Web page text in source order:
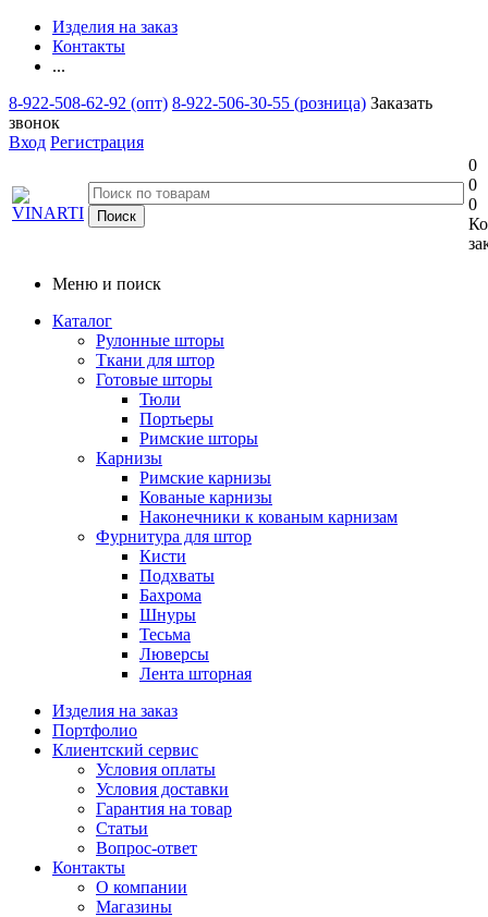
Изделия на заказ
Контакты
...
8-922-508-62-92 (опт) 8-922-506-30-55 (розница) Заказать
звонок
Вход Регистрация
0
0
0
Меню и поиск
Каталог
Рулонные шторы
Ткани для штор
Готовые шторы
Тюли
Портьеры
Римские шторы
Карнизы
Римские карнизы
Кованые карнизы
Наконечники к кованым карнизам
Фурнитура для штор
Кисти
Подхваты
Бахрома
Шнуры
Тесьма
Люверсы
Лента шторная
Изделия на заказ
Портфолио
Клиентский сервис
Условия оплаты
Условия доставки
Гарантия на товар
Статьи
Вопрос-ответ
Контакты
О компании
Магазины